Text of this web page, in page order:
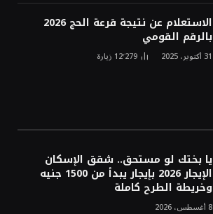
الاستعلام عن نتيجة قرعة الحج 2026
بالرقم القومي
31 أكتوبر، 2025 12٬279 زيارة
يا بختك لو مستحق.. شقق الإسكان
الإيجار 2026 بإيجار يبدأ من 1500 جنيه
وخريطة الطرح كاملة
8 أغسطس، 2026